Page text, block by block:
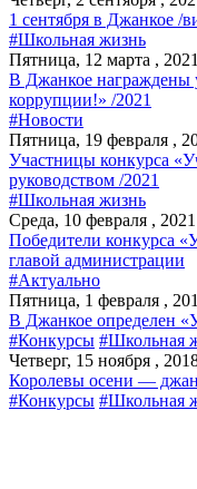
1 сентября в Джанкое /
#Школьная жизнь
Пятница, 12 марта , 2021
В Джанкое награждены
коррупции!» /2021
#Новости
Пятница, 19 февраля ,
Участницы конкурса
руководством /2021
#Школьная жизнь
Среда, 10 февраля , 2021
Победители конкурса
главой администрации
#Актуально
Пятница, 1 февраля ,
В Джанкое определен
#Конкурсы #Школьная
Четверг, 15 ноября ,
Королевы осени —
#Конкурсы #Школьная